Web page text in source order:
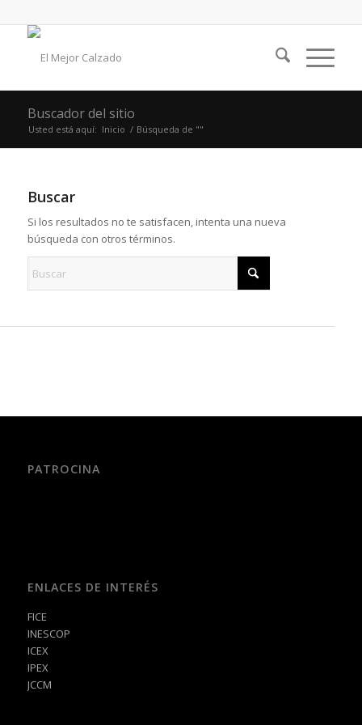
Buscador del sitio
Usted está aquí: Inicio / Búsqueda de ""
Buscar
Si los resultados no te satisfacen, intenta una nueva
búsqueda con otros términos.
PATROCINA
ENLACES DE INTERÉS
FICE
INESCOP
ICEX
IPEX
JCCM